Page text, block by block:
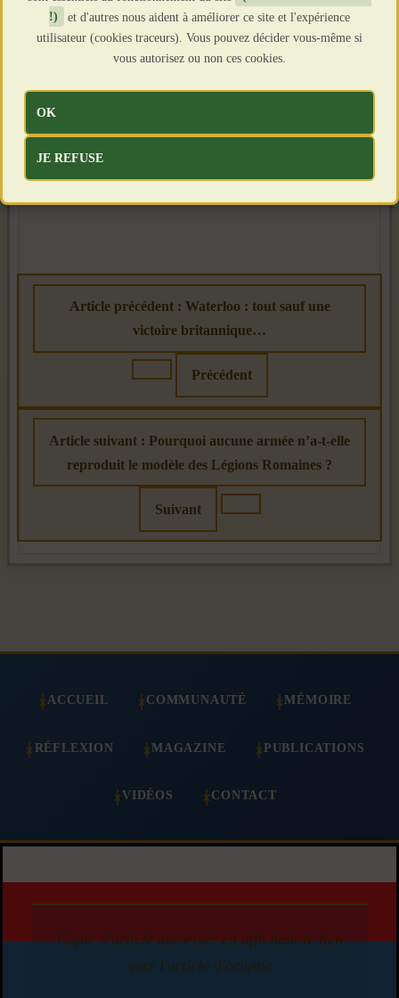
Article précédent : Waterloo : tout sauf une
victoire britannique…
Précédent
Article suivant : Pourquoi aucune armée n’a-t-elle
reproduit le modèle des Légions Romaines ?
Suivant
ACCUEIL COMMUNAUTÉ MÉMOIRE
RÉFLEXION MAGAZINE PUBLICATIONS
VIDÉOS CONTACT
Copie d'article autorisée en affichant le lien
vers l'article d'origine
!)
et d'autres nous aident à améliorer ce site et l'expérience
utilisateur (cookies traceurs). Vous pouvez décider vous-même si
vous autorisez ou non ces cookies.
OK
JE REFUSE